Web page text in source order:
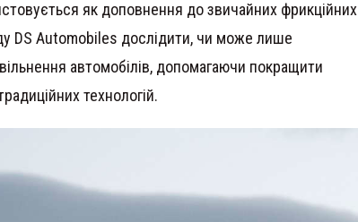
як доповнення до звичайних фрикційних
DS Automobiles дослідити, чи може лише
автомобілів, допомагаючи покращити
технологій.